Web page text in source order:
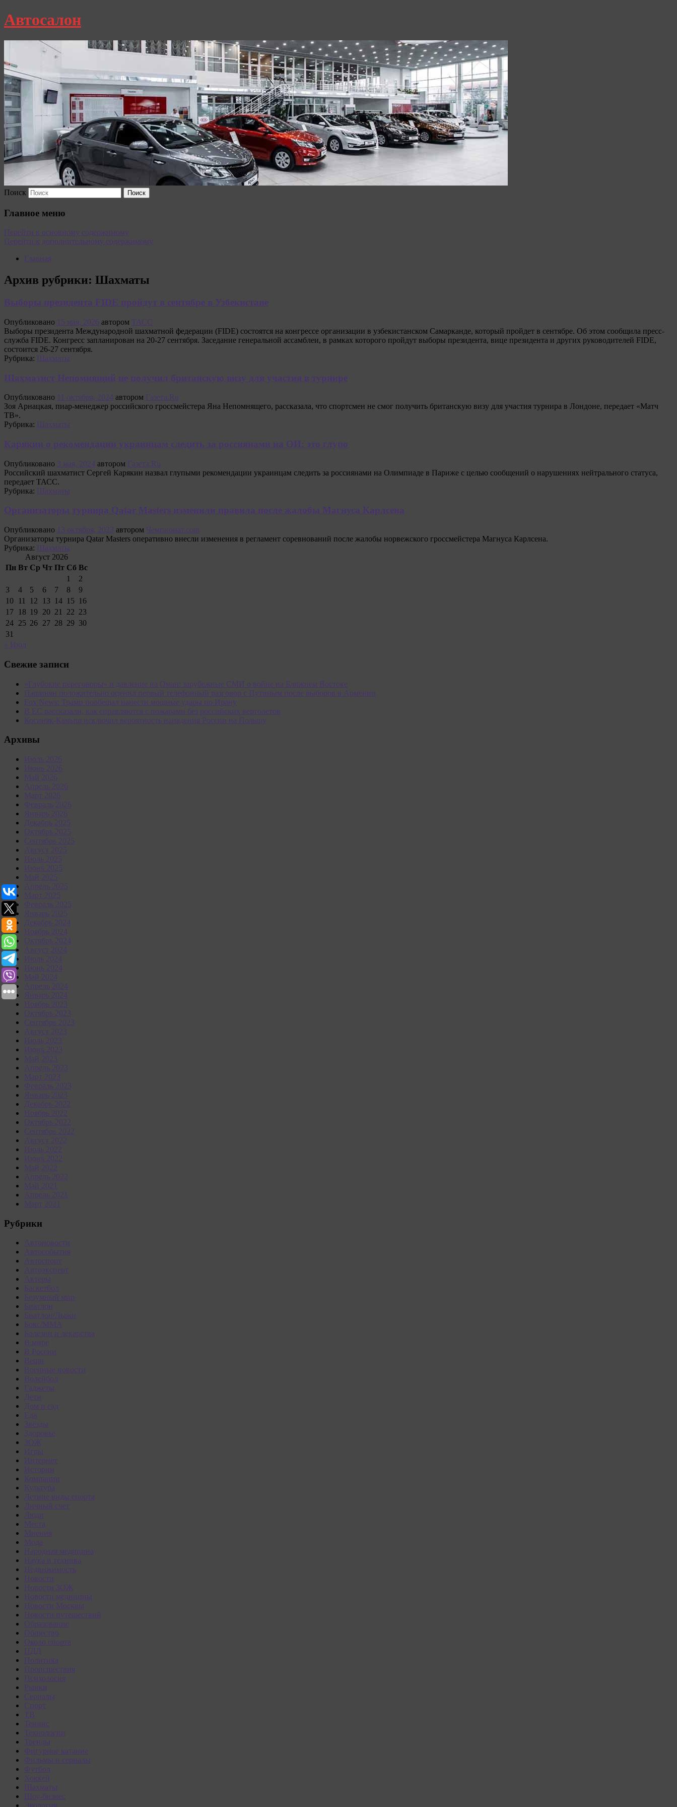
Автосалон
Поиск
Главное меню
Перейти к основному содержимому
Перейти к дополнительному содержимому
Главная
Архив рубрики: Шахматы
Выборы президента FIDE пройдут в сентябре в Узбекистане
Опубликовано 15 мая, 2026 автором ТАСС
Выборы президента Международной шахматной федерации (FIDE) состоятся на конгрессе организации в узбекистанском Самарканде, который пройдет в сентябре. Об этом сообщила пресс-
служба FIDE. Конгресс запланирован на 20-27 сентября. Заседание генеральной ассамблеи, в рамках которого пройдут выборы президента, вице президента и других руководителей FIDE,
состоится 26-27 сентября.
Рубрика: Шахматы
Шахматист Непомнящий не получил британскую визу для участия в турнире
Опубликовано 11 октября, 2024 автором Газета.Ru
Зоя Арнацкая, пиар‑менеджер российского гроссмейстера Яна Непомнящего, рассказала, что спортсмен не смог получить британскую визу для участия турнира в Лондоне, передает «Матч
ТВ».
Рубрика: Шахматы
Карякин о рекомендации украинцам следить за россиянами на ОИ: это глупо
Опубликовано 3 мая, 2024 автором Газета.Ru
Российский шахматист Сергей Карякин назвал глупыми рекомендации украинцам следить за россиянами на Олимпиаде в Париже с целью сообщений о нарушениях нейтрального статуса,
передает ТАСС.
Рубрика: Шахматы
Организаторы турнира Qatar Masters изменили правила после жалобы Магнуса Карлсена
Опубликовано 13 октября, 2023 автором Чемпионат.com
Организаторы турнира Qatar Masters оперативно внесли изменения в регламент соревнований после жалобы норвежского гроссмейстера Магнуса Карлсена.
Рубрика: Шахматы
Август 2026
Пн Вт Ср Чт Пт Сб Вс
1
2
3
4 5 6 7 8
9
10
11 12 13 14 15 16
17
18 19 20 21 22 23
24 25 26 27 28 29 30
31
« Июл
Свежие записи
«Глубокие переговоры» и давление на Оман: зарубежные СМИ о войне на Ближнем Востоке
Пашинян положительно оценил первый телефонный разговор с Путиным после выборов в Армении
Fox News: Трамп пообещал нанести мощные удары по Ирану
В ЕС рассказали, как справляются с пожарами без российских вертолетов
Косиняк-Камыш исключил вероятность нападения России на Польшу
Архивы
Июль 2026
Июнь 2026
Май 2026
Апрель 2026
Март 2026
Февраль 2026
Январь 2026
Декабрь 2025
Октябрь 2025
Сентябрь 2025
Август 2025
Июль 2025
Июнь 2025
Май 2025
Апрель 2025
Март 2025
Февраль 2025
Январь 2025
Декабрь 2024
Ноябрь 2024
Октябрь 2024
Август 2024
Июль 2024
Июнь 2024
Май 2024
Апрель 2024
Январь 2024
Ноябрь 2023
Октябрь 2023
Сентябрь 2023
Август 2023
Июль 2023
Июнь 2023
Май 2023
Апрель 2023
Март 2023
Февраль 2023
Январь 2023
Декабрь 2022
Ноябрь 2022
Октябрь 2022
Сентябрь 2022
Август 2022
Июль 2022
Июнь 2022
Май 2022
Апрель 2022
Май 2021
Апрель 2021
Март 2021
Рубрики
Автоновости
Автособытия
Автоспорт
Автоэксперт
Актеры
Баскетбол
Безумный мир
Биатлон
Биатлон/Лыжи
Бокс/MMA
Болезни и лекарства
В мире
В России
Вещи
Военные новости
Волейбол
Гаджеты
Дети
Дом и сад
Еда
Звёзды
Здоровье
ЗОЖ
Игры
Интернет
Истории
Компании
Культура
Летние виды спорта
Личный счет
Люди
Места
Мнения
Мода
Народная медицина
Наука и техника
Недвижимость
Новости
Новости ЗОЖ
Новости медицины
Новости Москвы
Новости путешествий
Образование
Общество
Около спорта
ПДД
Политика
Происшествия
Психология
Рынки
Сериалы
Спорт
ТВ
Теннис
Технологии
Тренды
Фигурное катание
Фильмы и сериалы
Футбол
Хоккей
Шахматы
Шоу-бизнес